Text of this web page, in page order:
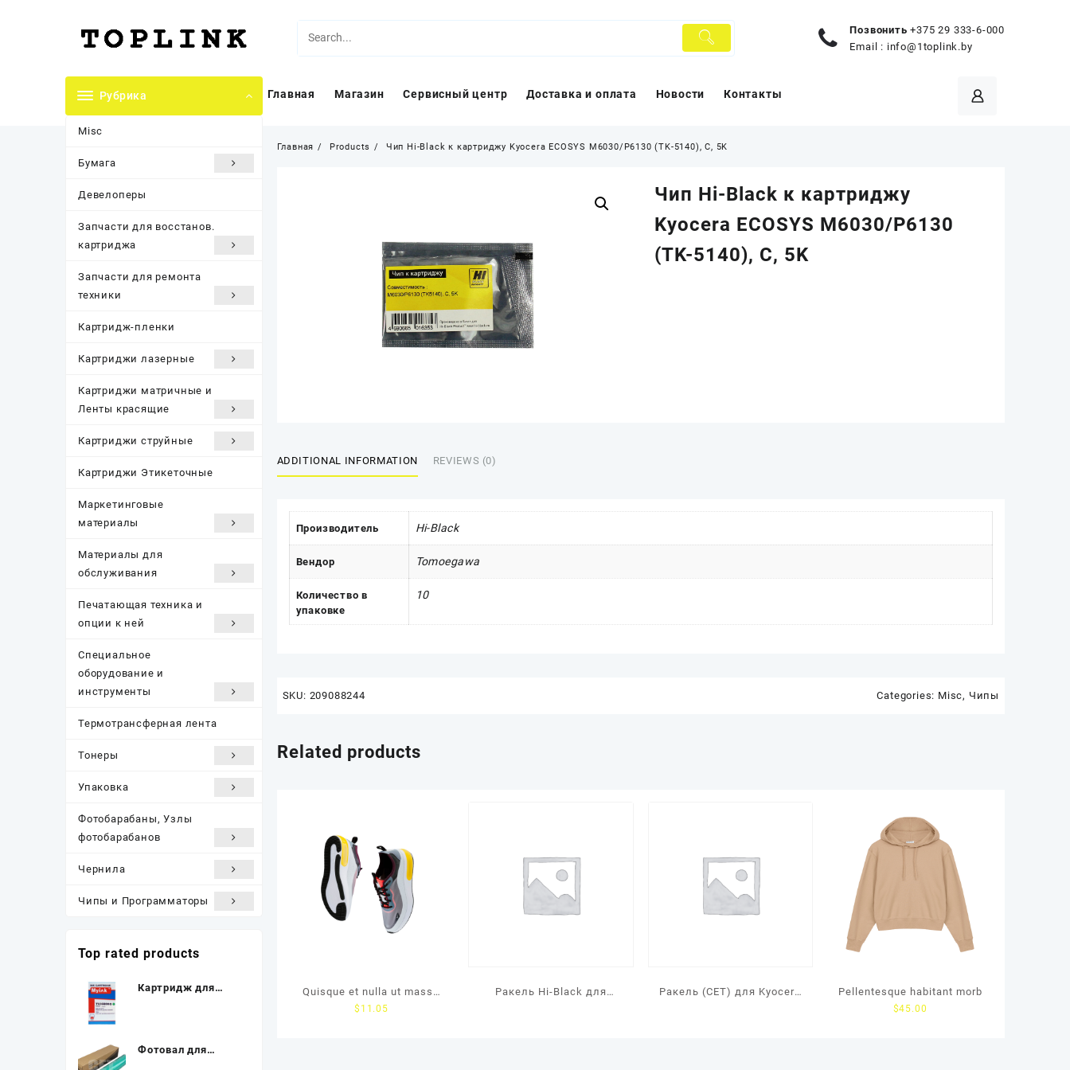
Позвонить +375 29 333-6-000
Email : info@1toplink.by
Рубрика
Misc
Бумага
Девелоперы
Запчасти для восстанов.
картриджа
Запчасти для ремонта
техники
Картридж-пленки
Картриджи лазерные
Картриджи матричные и
Ленты красящие
Картриджи струйные
Картриджи Этикеточные
Маркетинговые
материалы
Материалы для
обслуживания
Печатающая техника и
опции к ней
Специальное
оборудование и
инструменты
Термотрансферная лента
Тонеры
Упаковка
Фотобарабаны, Узлы
фотобарабанов
Чернила
Чипы и Программаторы
Главная Магазин Сервисный центр Доставка и оплата Новости Контакты
Главная Products Чип Hi-Black к картриджу Kyocera ECOSYS M6030/P6130 (TK-5140), C, 5K
Чип Hi-Black к картриджу
Kyocera ECOSYS M6030/P6130
(TK-5140), C, 5K
ADDITIONAL INFORMATION REVIEWS (0)
Производитель Hi-Black
Вендор Tomoegawa
Количество в
упаковке
10
SKU: 209088244 Categories: Misc, Чипы
Related products
Quisque et nulla ut massa
mattis
$ 11.05
Ракель Hi-Black для
Ракель (CET) для Kyocera
Pellentesque habitant morb
$45.00
Top rated products
Картридж для
Pigment) MyInk
Фотовал для